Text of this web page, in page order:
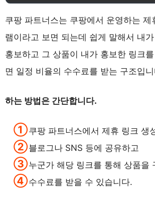
쿠팡 파트너스는 쿠팡에서 운영하는 제
램이라고 보면 되는데 쉽게 말해서 내
홍보하고 그 상품이 내가 홍보한 링크
면 일정 비율의 수수료를 받는 구조입
하는 방법은 간단합니다.
쿠팡 파트너스에서 제휴 링크 생
블로그나 SNS 등에 공유하고
누군가 해당 링크를 통해 상품을
수수료를 받을 수 있습니다.